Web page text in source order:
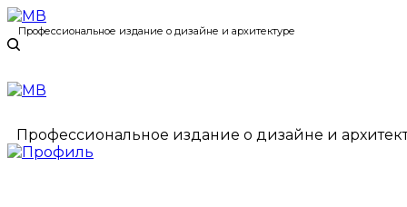
Профессиональное издание о дизайне и архитектуре
Профессиональное издание о дизайне и